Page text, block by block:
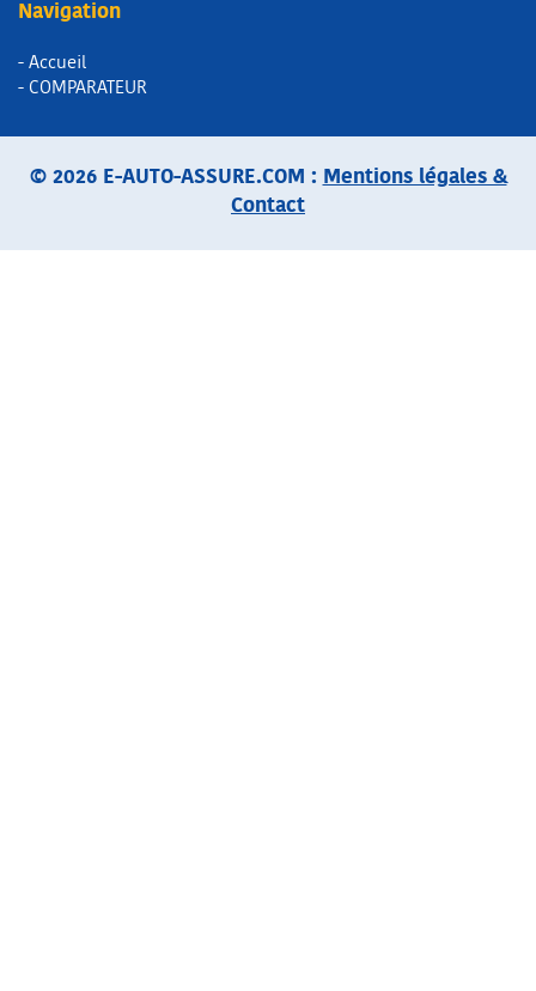
Navigation
- Accueil
- COMPARATEUR
© 2026 E-AUTO-ASSURE.COM : Mentions légales &
Contact